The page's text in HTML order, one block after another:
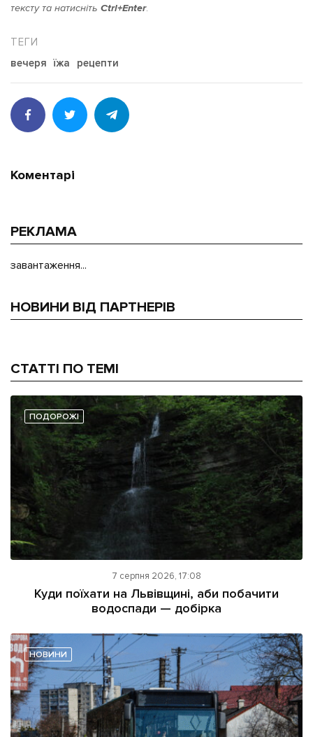
тексту та натисніть Ctrl+Enter.
вечеря їжа рецепти
Коментарі
РЕКЛАМА
завантаження...
НОВИНИ ВІД ПАРТНЕРІВ
СТАТТІ ПО ТЕМІ
ПОДОРОЖІ
7 серпня 2026, 17:08
Куди поїхати на Львівщині, аби побачити
водоспади — добірка
НОВИНИ